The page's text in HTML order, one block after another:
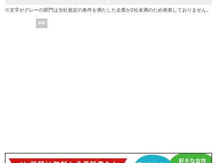
※文字がグレーの部門は当社規定の条件を満たした企業が2社未満のため発表しておりません。
PR